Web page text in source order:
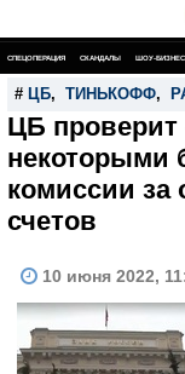
СПЕЦОПЕРАЦИЯ СКАНДАЛЫ ШОУ-БИЗНЕС
# ЦБ, ТИНЬКОФФ,
ЦБ проверит
некоторыми
комиссии
счетов
10 июня 2022,